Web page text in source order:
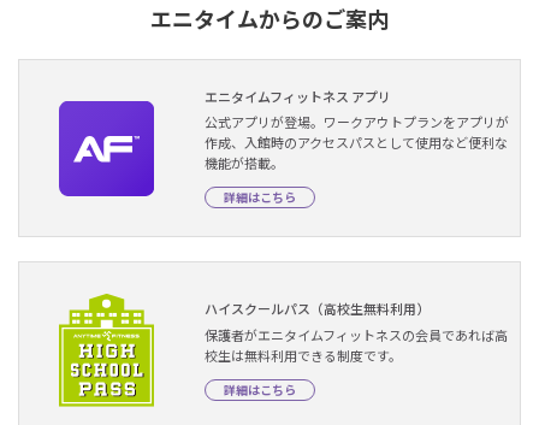
エニタイムからのご案内
エニタイムフィットネス アプリ
公式アプリが登場。ワークアウトプランをアプリが
作成、入館時のアクセスパスとして使用など便利な
機能が搭載。
詳細はこちら
ハイスクールパス（高校生無料利用）
保護者がエニタイムフィットネスの会員であれば高
校生は無料利用できる制度です。
詳細はこちら